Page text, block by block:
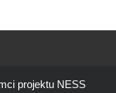
projektu NESS